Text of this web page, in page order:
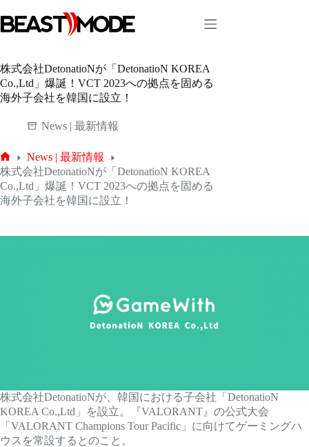
ン
テ
ツ
へ
ス
株式会社DetonatioNが「DetonatioN KOREA
Co.,Ltd」爆誕！VCT 2023への拠点を固める
海外子会社を韓国に設立！
News | 最新情報
ホ
ー
ム
News | 最新情報
株式会社DetonatioNが「DetonatioN KOREA
Co.,Ltd」爆誕！VCT 2023への拠点を固める
海外子会社を韓国に設立！
株式会社DetonatioNが、韓国における子会社「DetonatioN
KOREA Co.,Ltd」を設立。『VALORANT』の公式大会
「VALORANT Champions Tour Pacific」に向けてゲーミングハ
ウスを常設するとのこと。